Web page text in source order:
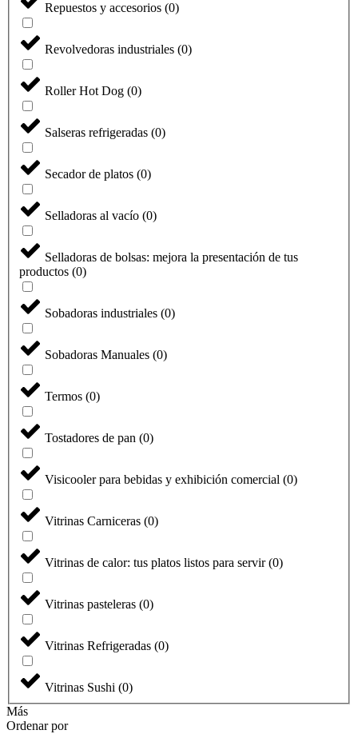
Repuestos y accesorios (0)
Revolvedoras industriales (0)
Roller Hot Dog (0)
Salseras refrigeradas (0)
Secador de platos (0)
Selladoras al vacío (0)
Selladoras de bolsas: mejora la presentación de tus
productos (0)
Sobadoras industriales (0)
Sobadoras Manuales (0)
Termos (0)
Tostadores de pan (0)
Visicooler para bebidas y exhibición comercial (0)
Vitrinas Carniceras (0)
Vitrinas de calor: tus platos listos para servir (0)
Vitrinas pasteleras (0)
Vitrinas Refrigeradas (0)
Vitrinas Sushi (0)
Más
Ordenar por